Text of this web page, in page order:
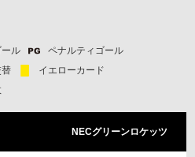
ール
ペナルティゴール
替
イエローカード
NECグリーンロケッツ